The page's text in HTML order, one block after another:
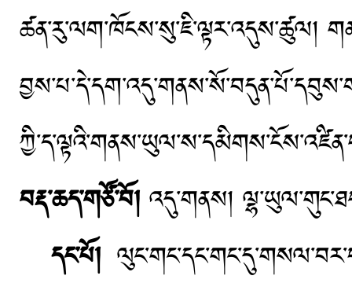
ཚན་རུ་ལག་ཁོངས་སུ་ཇི་ལྟར་འདུས་ཚུལ།
བརྡ་ཆད་གཙོ་བོ།འདུ་གནས།
དང་པོ།